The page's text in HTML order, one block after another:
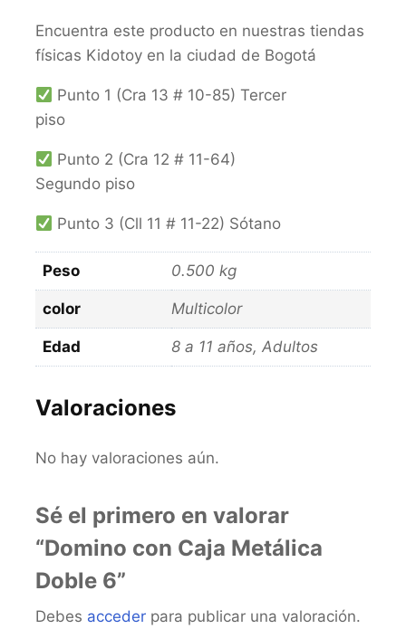
Encuentra este producto en nuestras tiendas
físicas Kidotoy en la ciudad de Bogotá
Punto 1 (Cra 13 # 10-85) Tercer
piso
Punto 2 (Cra 12 # 11-64)
Segundo piso
Punto 3 (Cll 11 # 11-22) Sótano
Peso 0.500 kg
color Multicolor
Edad 8 a 11 años, Adultos
Valoraciones
No hay valoraciones aún.
Sé el primero en valorar
“Domino con Caja Metálica
Doble 6”
Debes acceder para publicar una valoración.